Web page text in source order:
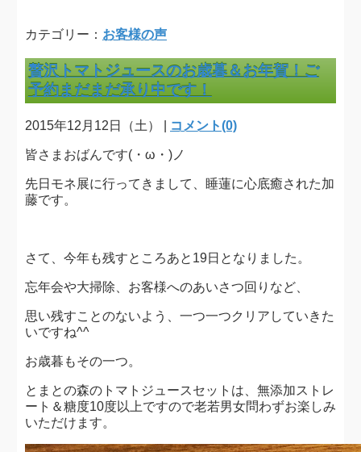
カテゴリー： お客様の声
贅沢トマトジュースのお歳暮＆お年賀！ご
予約まだまだ承り中です！
2015年12月12日（土） | コメント(0)
皆さまおばんです(・ω・)ノ
先日モネ展に行ってきまして、睡蓮に心底癒された加
藤です。
さて、今年も残すところあと19日となりました。
忘年会や大掃除、お客様へのあいさつ回りなど、
思い残すことのないよう、一つ一つクリアしていきた
いですね^^
お歳暮もその一つ。
とまとの森のトマトジュースセットは、無添加ストレ
ート＆糖度10度以上ですので老若男女問わずお楽しみ
いただけます。